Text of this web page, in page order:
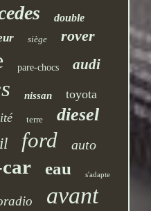
double
siège rover
pare-chocs audi
nissan toyota
terre diesel
ford auto
eau s'adapte
avant